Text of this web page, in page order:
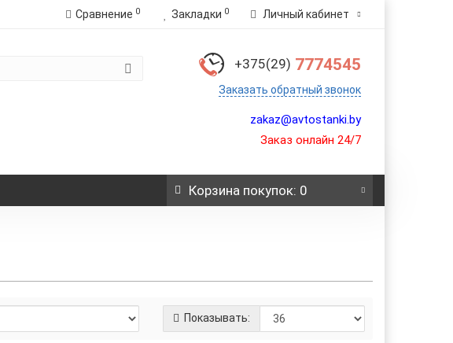
Сравнение 0 Закладки 0 Личный кабинет
+375(29) 7774545
Заказать обратный звонок
zakaz@avtostanki.by
Заказ онлайн 24/7
Корзинапокупок: 0
Показывать: